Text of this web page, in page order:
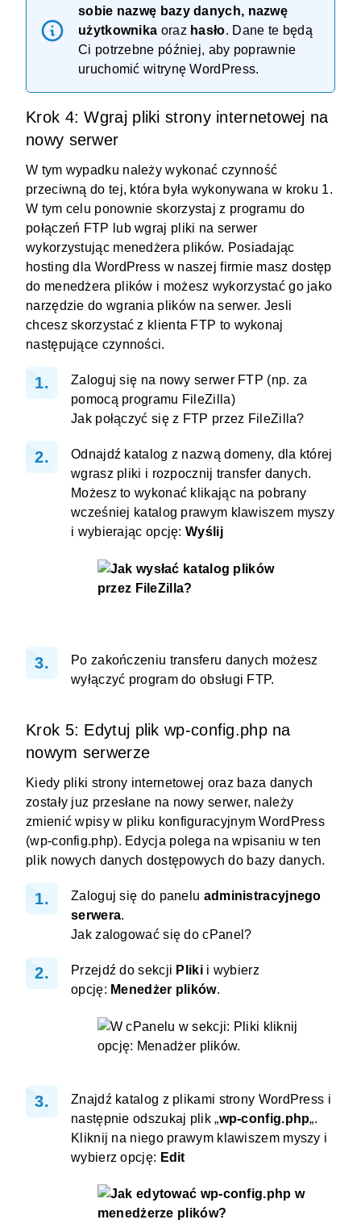
sobie nazwę bazy danych, nazwę
użytkownika oraz hasło. Dane te będą
Ci potrzebne później, aby poprawnie
uruchomić witrynę WordPress.
Krok 4: Wgraj pliki strony internetowej na
nowy serwer
W tym wypadku należy wykonać czynność
przeciwną do tej, która była wykonywana w kroku 1.
W tym celu ponownie skorzystaj z programu do
połączeń FTP lub wgraj pliki na serwer
wykorzystując menedżera plików. Posiadając
hosting dla WordPress w naszej firmie masz dostęp
do menedżera plików i możesz wykorzystać go jako
narzędzie do wgrania plików na serwer. Jesli
chcesz skorzystać z klienta FTP to wykonaj
następujące czynności.
Zaloguj się na nowy serwer FTP (np. za
pomocą programu FileZilla)
Jak połączyć się z FTP przez FileZilla?
Odnajdź katalog z nazwą domeny, dla której
wgrasz pliki i rozpocznij transfer danych.
Możesz to wykonać klikając na pobrany
wcześniej katalog prawym klawiszem myszy
i wybierając opcję:Wyślij
Po zakończeniu transferu danych możesz
wyłączyć program do obsługi FTP.
Krok 5: Edytuj plik wp-config.php na
nowym serwerze
Kiedy pliki strony internetowej oraz baza danych
zostały juz przesłane na nowy serwer, należy
zmienić wpisy w pliku konfiguracyjnym WordPress
(wp-config.php). Edycja polega na wpisaniu w ten
plik nowych danych dostępowych do bazy danych.
Zaloguj się do panelu administracyjnego
serwera.
Jak zalogować się do cPanel?
Przejdź do sekcji Pliki i wybierz
opcję: Menedżer plików.
Znajdź katalog z plikami strony WordPress i
następnie odszukaj plik „wp-config.php„.
Kliknij na niego prawym klawiszem myszy i
wybierz opcję: Edit